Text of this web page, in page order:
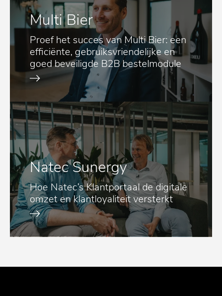
Multi Bier
Proef het succes van Multi Bier: een
efficiënte, gebruiksvriendelijke en
goed beveiligde B2B bestelmodule
Natec Sunergy
Hoe Natec’s Klantportaal de digitale
omzet en klantloyaliteit versterkt